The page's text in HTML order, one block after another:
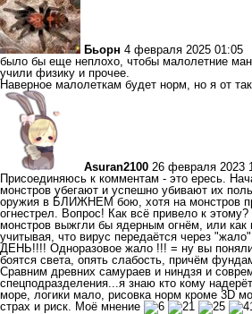
Бьорн 4 февраля 2025 01:05
было бы еще неплохо, чтобы малолетние
учили физику и прочее.
Наверное малолеткам будет норм, но я от
Asuran2100 26 февраля 2023
Присоединяюсь к комментам - это ересь.
монстров убегают и успешно убивают их
оружия в БЛИЖНЕМ бою, хотя на монстров
огнестрел. Вопрос! Как всё привело к
монстров выжгли бы ядерным огнём, или
учитывая, что вирус передаётся через
ДЕНЬ!!!! Одноразовое жало !!! = ну вы
боятся света, опять слабость, причём
Сравним древних самураев и ниндзя и
спецподразделения...я знаю кто кому
море, логики мало, рисовка норм кроме 3D
страх и риск. Моё мнение